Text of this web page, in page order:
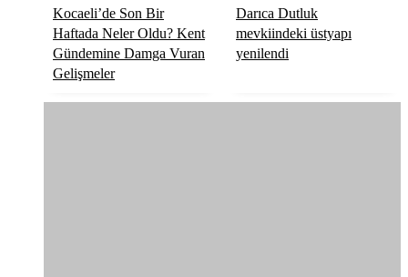
Kocaeli’de Son Bir
Haftada Neler Oldu? Kent
Gündemine Damga Vuran
Gelişmeler
Darıca Dutluk
mevkiindeki üstyapı
yenilendi